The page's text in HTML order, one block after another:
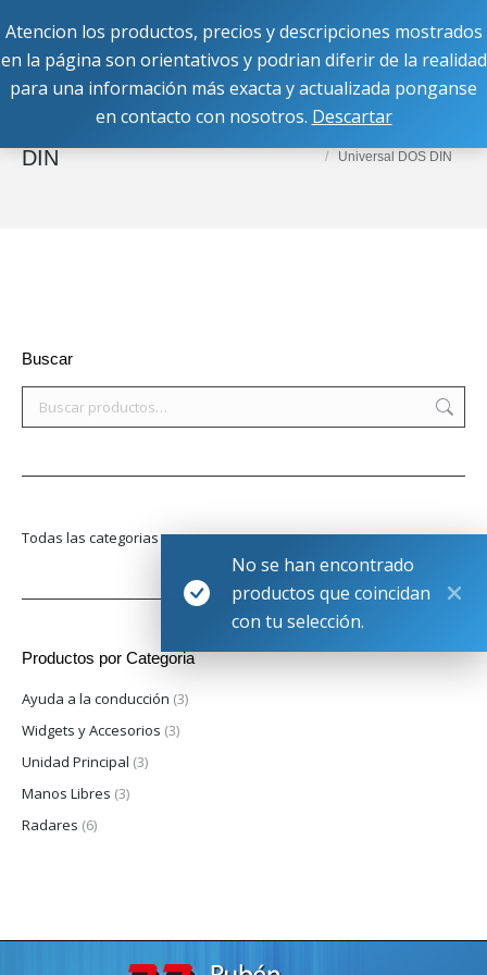
Buscar:
DIN
Universal DOS DIN
No se han encontrado
productos que coincidan
con tu selección.
Buscar
Todas las categorias
Productos por Categoria
Ayuda a la conducción (3)
Widgets y Accesorios (3)
Unidad Principal (3)
Manos Libres (3)
Radares (6)
Atencion los productos, precios y descripciones mostrados
en la página son orientativos y podrian diferir de la realidad
para una información más exacta y actualizada ponganse
en contacto con nosotros. Descartar